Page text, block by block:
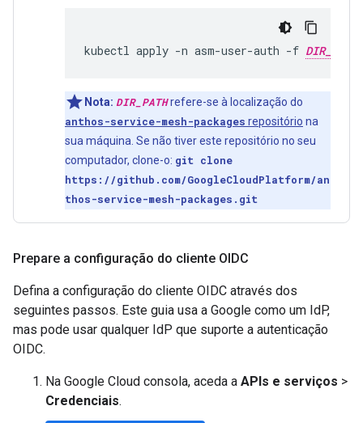
kubectl apply -n asm-user-auth -f DIR_PATH
Nota: DIR_PATHrefere-se à localização do
anthos-service-mesh-packages repositório na
sua máquina. Se não tiver este repositório no seu
computador, clone-o: git clone
https://github.com/GoogleCloudPlatform/an
thos-service-mesh-packages.git
Prepare a configuração do cliente OIDC
Defina a configuração do cliente OIDC através dos
seguintes passos. Este guia usa a Google como um IdP,
mas pode usar qualquer IdP que suporte a autenticação
OIDC.
Na Google Cloud consola, aceda a APIs e serviços >
Credenciais.